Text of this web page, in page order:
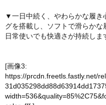
▼一日中続く、やわらかな履き
グを搭載し、ソフトで滑らかな
日常使いでも快適さが持続しま
[画像3:
https://prcdn.freetls.fastly.net/